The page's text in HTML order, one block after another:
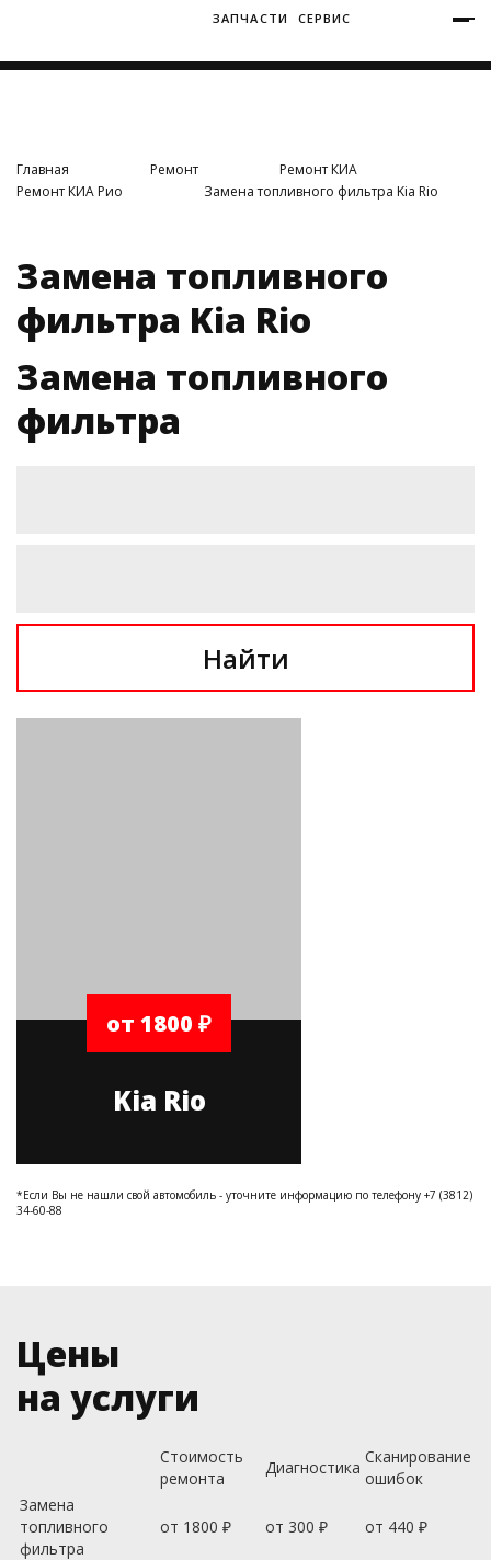
ЗАПЧАСТИ СЕРВИС
Главная Ремонт
Ремонт КИА
Ремонт КИА Рио
Замена топливного фильтра Kia Rio
Замена топливного
фильтра Kia Rio
Замена топливного
фильтра
Найти
от 1800 ₽
Kia Rio
*Если Вы не нашли свой автомобиль - уточните информацию по телефону +7 (3812)
34-60-88
Цены
на услуги
Стоимость
ремонта
Диагностика
Сканирование
ошибок
Замена
топливного
фильтра
от 1800 ₽ от 300 ₽ от 440 ₽